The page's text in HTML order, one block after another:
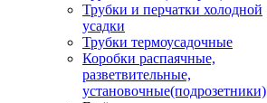
Трубки и перчатки холодной
усадки
Трубки термоусадочные
Коробки распаячные,
разветвительные,
установочные(подрозетники)